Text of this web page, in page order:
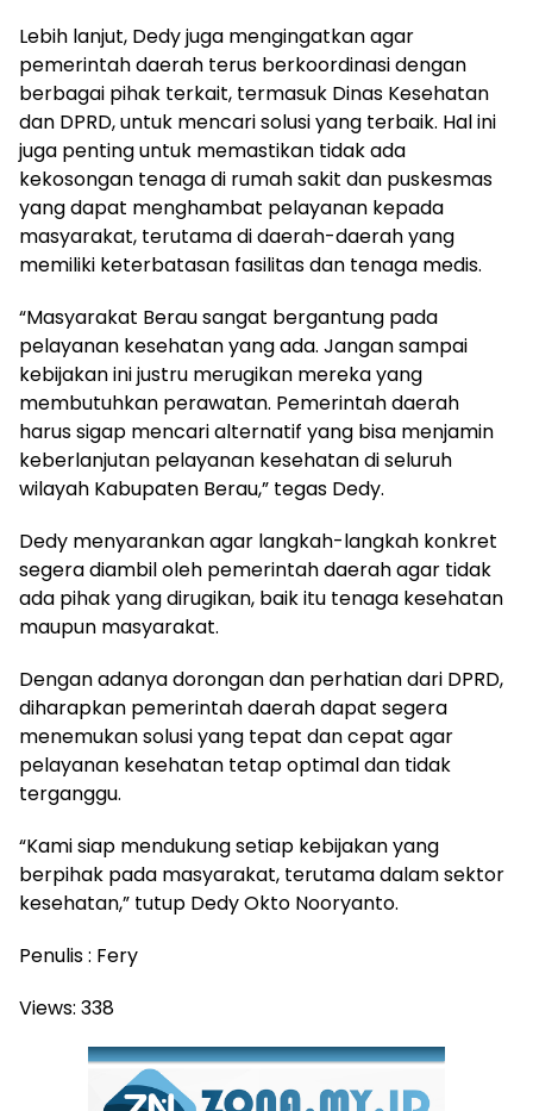
Lebih lanjut, Dedy juga mengingatkan agar
pemerintah daerah terus berkoordinasi dengan
berbagai pihak terkait, termasuk Dinas Kesehatan
dan DPRD, untuk mencari solusi yang terbaik. Hal ini
juga penting untuk memastikan tidak ada
kekosongan tenaga di rumah sakit dan puskesmas
yang dapat menghambat pelayanan kepada
masyarakat, terutama di daerah-daerah yang
memiliki keterbatasan fasilitas dan tenaga medis.
“Masyarakat Berau sangat bergantung pada
pelayanan kesehatan yang ada. Jangan sampai
kebijakan ini justru merugikan mereka yang
membutuhkan perawatan. Pemerintah daerah
harus sigap mencari alternatif yang bisa menjamin
keberlanjutan pelayanan kesehatan di seluruh
wilayah Kabupaten Berau,” tegas Dedy.
Dedy menyarankan agar langkah-langkah konkret
segera diambil oleh pemerintah daerah agar tidak
ada pihak yang dirugikan, baik itu tenaga kesehatan
maupun masyarakat.
Dengan adanya dorongan dan perhatian dari DPRD,
diharapkan pemerintah daerah dapat segera
menemukan solusi yang tepat dan cepat agar
pelayanan kesehatan tetap optimal dan tidak
terganggu.
“Kami siap mendukung setiap kebijakan yang
berpihak pada masyarakat, terutama dalam sektor
kesehatan,” tutup Dedy Okto Nooryanto.
Penulis : Fery
Views: 338